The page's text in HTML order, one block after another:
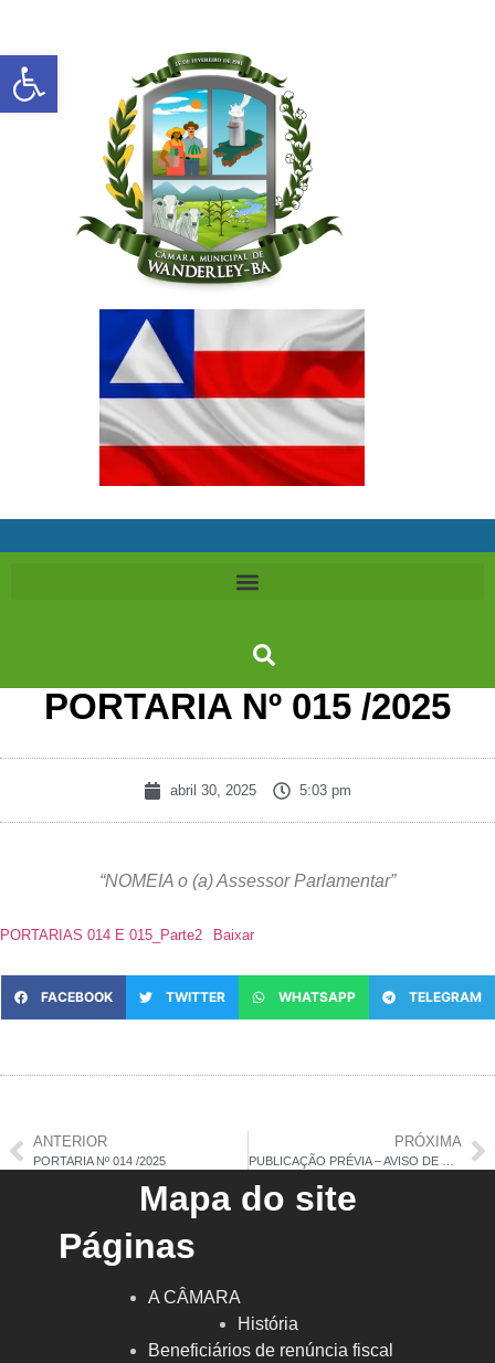
PORTARIA Nº 015 /2025
abril 30, 2025 5:03 pm
“NOMEIA o (a) Assessor Parlamentar”
PORTARIAS 014 E 015_Parte2 Baixar
FACEBOOK TWITTER WHATSAPP TELEGRAM
ANTERIOR
PORTARIA Nº 014 /2025
PRÓXIMA
Mapa do site
Páginas
A CÂMARA
História
Beneficiários de renúncia fiscal
Abrir a barra de ferramentas